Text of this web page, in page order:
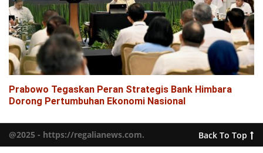
Prabowo Tegaskan Peran Strategis Bank Himbara
Dorong Pertumbuhan Ekonomi Nasional
@2025 - https://regalianews.com. Back To Top